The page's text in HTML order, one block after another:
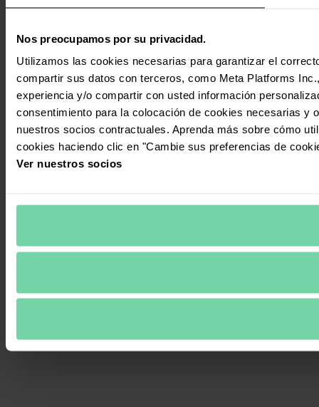
Nos preocupamos por su privacidad.
Utilizamos las cookies necesarias para garantizar el
compartir sus datos con terceros, como Meta Platforms
experiencia y/o compartir con usted información
consentimiento para la colocación de cookies necesarias
nuestros socios contractuales. Aprenda más sobre cómo
cookies haciendo clic en "Cambie sus preferencias de
Ver nuestros socios